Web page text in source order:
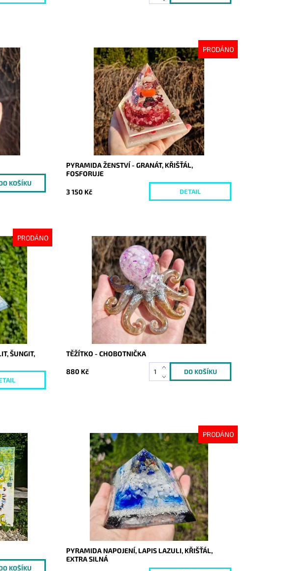
PRODÁNO
Dostupnost:
Vyprodáno
10113
PYRAMIDA ŽENSTVÍ - GRANÁT, KŘIŠŤÁL,
FOSFORUJE
3 150 Kč DETAIL
PRODÁNO
ŠUNGIT,
Dostupnost:
Skladem
10138
TĚŽÍTKO - CHOBOTNIČKA
880 Kč
PRODÁNO
Dostupnost:
Vyprodáno
10237
PYRAMIDA NAPOJENÍ, LAPIS LAZULI, KŘIŠŤÁL,
EXTRA SILNÁ